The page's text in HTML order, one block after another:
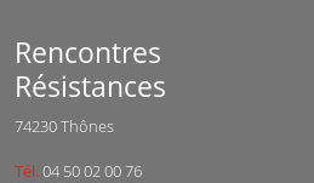
Rencontres
Résistances
74230 Thônes
Tél.04 50 02 00 76